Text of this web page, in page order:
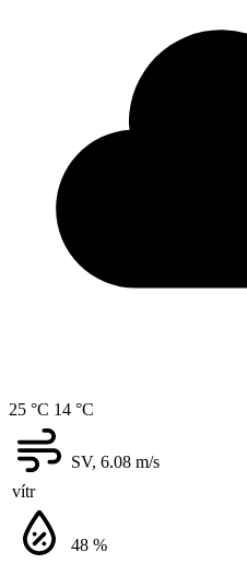
25 °C 14 °C
vítr
SV, 6.08 m/s
48 %